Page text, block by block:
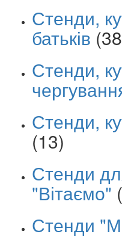
Стенди,
батьків
Стенди,
Стенди,
(13)
Стенди
"Вітаємо"
Стенди